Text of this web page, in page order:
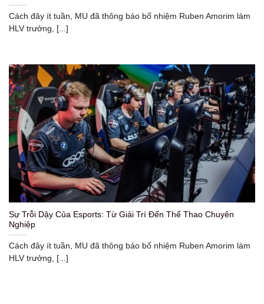
Cách đây ít tuần, MU đã thông báo bổ nhiệm Ruben Amorim làm
HLV trưởng, [...]
Sự Trỗi Dậy Của Esports: Từ Giải Trí Đến Thể Thao Chuyên
Nghiệp
Cách đây ít tuần, MU đã thông báo bổ nhiệm Ruben Amorim làm
HLV trưởng, [...]